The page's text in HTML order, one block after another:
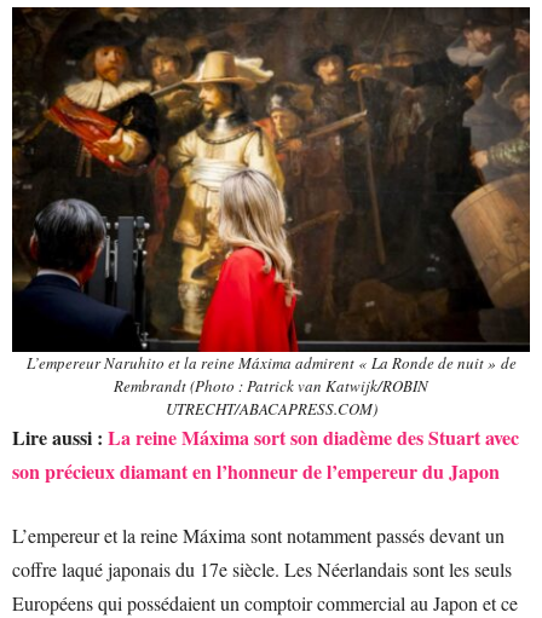
L’empereur Naruhito et la reine Máxima admirent « La Ronde de nuit » de
Rembrandt (Photo : Patrick van Katwijk/ROBIN
UTRECHT/ABACAPRESS.COM)
Lire aussi : La reine Máxima sort son diadème des Stuart avec
son précieux diamant en l’honneur de l’empereur du Japon
L’empereur et la reine Máxima sont notamment passés devant un
coffre laqué japonais du 17e siècle. Les Néerlandais sont les seuls
Européens qui possédaient un comptoir commercial au Japon et ce